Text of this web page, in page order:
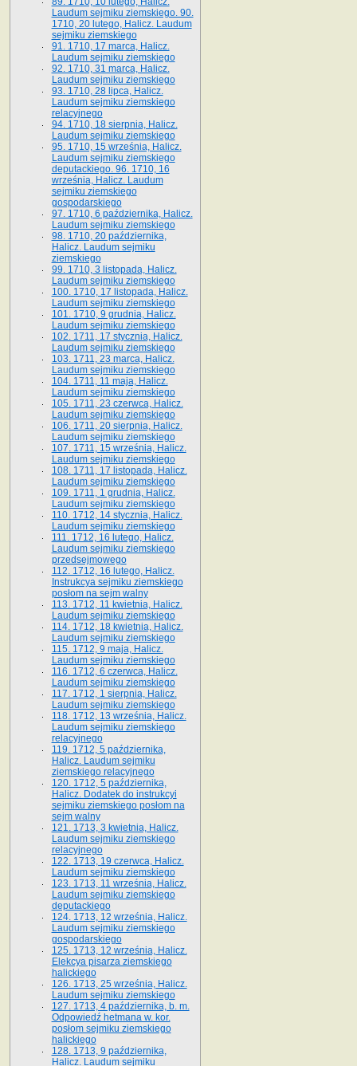
Laudum sejmiku ziemskiego. 90.
1710, 20 lutego, Halicz. Laudum
sejmiku ziemskiego
91. 1710, 17 marca, Halicz.
Laudum sejmiku ziemskiego
92. 1710, 31 marca, Halicz.
Laudum sejmiku ziemskiego
93. 1710, 28 lipca, Halicz.
Laudum sejmiku ziemskiego
relacyjnego
94. 1710, 18 sierpnia, Halicz.
Laudum sejmiku ziemskiego
95. 1710, 15 września, Halicz.
Laudum sejmiku ziemskiego
deputackiego. 96. 1710, 16
września, Halicz. Laudum
sejmiku ziemskiego
gospodarskiego
97. 1710, 6 października, Halicz.
Laudum sejmiku ziemskiego
98. 1710, 20 października,
Halicz. Laudum sejmiku
ziemskiego
99. 1710, 3 listopada, Halicz.
Laudum sejmiku ziemskiego
100. 1710, 17 listopada, Halicz.
Laudum sejmiku ziemskiego
101. 1710, 9 grudnia, Halicz.
Laudum sejmiku ziemskiego
102. 1711, 17 stycznia, Halicz.
Laudum sejmiku ziemskiego
103. 1711, 23 marca, Halicz.
Laudum sejmiku ziemskiego
104. 1711, 11 maja, Halicz.
Laudum sejmiku ziemskiego
105. 1711, 23 czerwca, Halicz.
Laudum sejmiku ziemskiego
106. 1711, 20 sierpnia, Halicz.
Laudum sejmiku ziemskiego
107. 1711, 15 września, Halicz.
Laudum sejmiku ziemskiego
108. 1711, 17 listopada, Halicz.
Laudum sejmiku ziemskiego
109. 1711, 1 grudnia, Halicz.
Laudum sejmiku ziemskiego
110. 1712, 14 stycznia, Halicz.
Laudum sejmiku ziemskiego
111. 1712, 16 lutego, Halicz.
Laudum sejmiku ziemskiego
przedsejmowego
112. 1712, 16 lutego, Halicz.
Instrukcya sejmiku ziemskiego
posłom na sejm walny
113. 1712, 11 kwietnia, Halicz.
Laudum sejmiku ziemskiego
114. 1712, 18 kwietnia, Halicz.
Laudum sejmiku ziemskiego
115. 1712, 9 maja, Halicz.
Laudum sejmiku ziemskiego
116. 1712, 6 czerwca, Halicz.
Laudum sejmiku ziemskiego
117. 1712, 1 sierpnia, Halicz.
Laudum sejmiku ziemskiego
118. 1712, 13 września, Halicz.
Laudum sejmiku ziemskiego
relacyjnego
119. 1712, 5 października,
Halicz. Laudum sejmiku
ziemskiego relacyjnego
120. 1712, 5 października,
Halicz. Dodatek do instrukcyi
sejmiku ziemskiego posłom na
sejm walny
121. 1713, 3 kwietnia, Halicz.
Laudum sejmiku ziemskiego
relacyjnego
122. 1713, 19 czerwca, Halicz.
Laudum sejmiku ziemskiego
123. 1713, 11 września, Halicz.
Laudum sejmiku ziemskiego
deputackiego
124. 1713, 12 września, Halicz.
Laudum sejmiku ziemskiego
gospodarskiego
125. 1713, 12 września, Halicz.
Elekcya pisarza ziemskiego
halickiego
126. 1713, 25 września, Halicz.
Laudum sejmiku ziemskiego
127. 1713, 4 października, b. m.
Odpowiedź hetmana w. kor.
posłom sejmiku ziemskiego
halickiego
128. 1713, 9 października,
Halicz. Laudum sejmiku